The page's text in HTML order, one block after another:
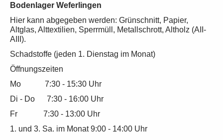
Bodenlager Weferlingen
Hier kann abgegeben werden: Grünschnitt, Papier,
Altglas, Alttextilien, Sperrmüll, Metallschrott, Altholz (AII-
AIII).
Schadstoffe (jeden 1. Dienstag im Monat)
Öffnungszeiten
Mo 7:30 - 15:30 Uhr
Di - Do 7:30 - 16:00 Uhr
Fr 7:30 - 13:00 Uhr
1. und 3. Sa. im Monat 9:00 - 14:00 Uhr